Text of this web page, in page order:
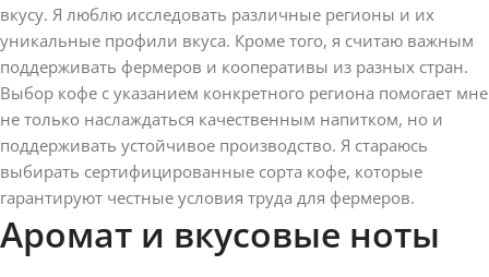
вкусу. Я люблю исследовать различные регионы и их
уникальные профили вкуса. Кроме того, я считаю важным
поддерживать фермеров и кооперативы из разных стран.
Выбор кофе с указанием конкретного региона помогает мне
не только наслаждаться качественным напитком, но и
поддерживать устойчивое производство. Я стараюсь
выбирать сертифицированные сорта кофе, которые
гарантируют честные условия труда для фермеров.
Аромат и вкусовые ноты